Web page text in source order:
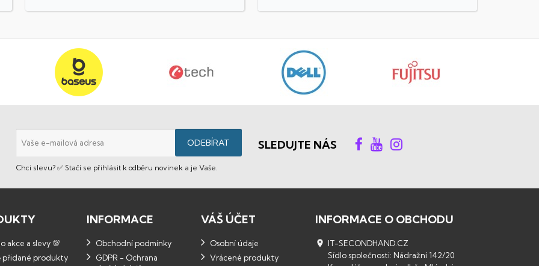
Chci slevu? ✅ Stačí se přihlásit k odběru novinek a je Vaše.
SLEDUJTE NÁS
akce a slevy 💯
přidané produkty
INFORMACE
Obchodní podmínky
GDPR - Ochrana
VÁŠ ÚČET
Osobní údaje
Vrácené produkty
INFORMACE O OBCHODU
 IT-SECONDHAND.CZ
Sídlo společnosti: Nádražní 142/20